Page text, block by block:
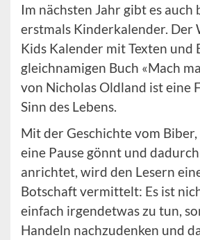
Im nächsten Jahr gibt es auch
erstmals Kinderkalender. Der
Kids Kalender mit Texten und
gleichnamigen Buch «Mach
von Nicholas Oldland ist eine
Sinn des Lebens.
Mit der Geschichte vom
eine Pause gönnt und
anrichtet, wird den Lesern
Botschaft vermittelt: Es ist
einfach irgendetwas zu tun,
Handeln nachzudenken und